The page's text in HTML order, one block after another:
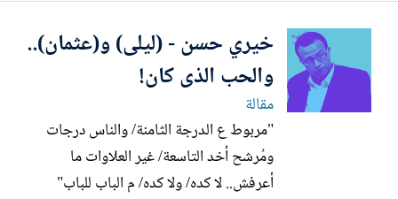
نوفمبر/ تشرين الثانى عام 1914. والساعة
كانت الواحدة بعد منتصف الليل عندما بدأت
أخبار نشوب الحرب...
خيري حسن - (ليلى) و(عثمان)..
والحب الذى كان!
مقالة
"مربوط ع الدرجة الثامنة/ والناس درجات
ومُرشح أخد التاسعة/ غير العلاوات ما
أعرفش.. لا كده/ ولا كده/ م الباب للباب"